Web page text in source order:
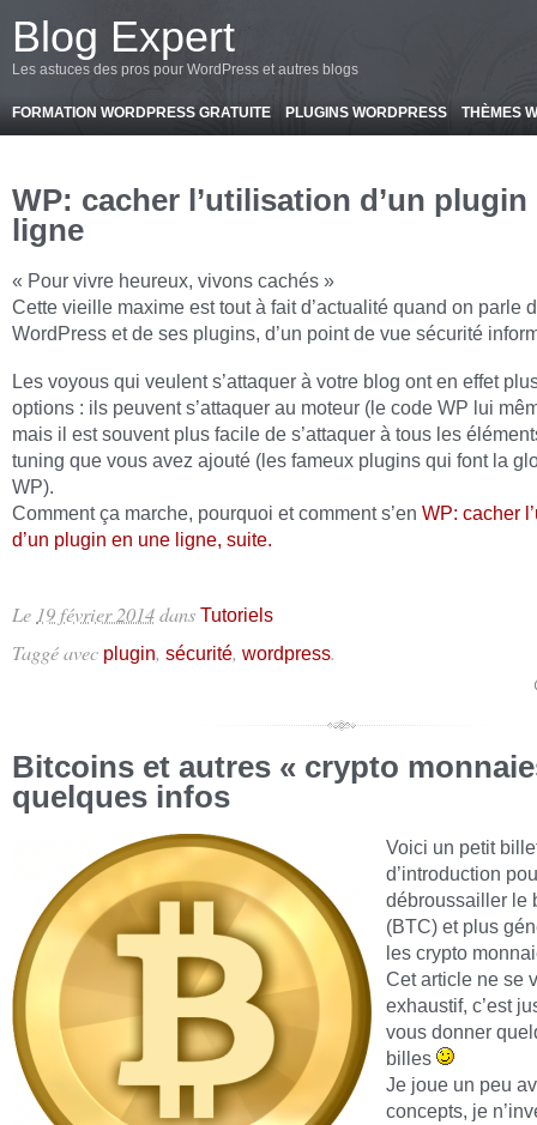
Blog Expert
Les astuces des pros pour WordPress et autres blogs
FORMATION WORDPRESS GRATUITE PLUGINS WORDPRESS THÈMES
WP: cacher l’utilisation d’un plugin
ligne
« Pour vivre heureux, vivons cachés »
Cette vieille maxime est tout à fait d’actualité quand on parle
WordPress et de ses plugins, d’un point de vue sécurité
Les voyous qui veulent s’attaquer à votre blog ont en effet
options : ils peuvent s’attaquer au moteur (le code WP lui
mais il est souvent plus facile de s’attaquer à tous les
tuning que vous avez ajouté (les fameux plugins qui font la
WP).
Comment ça marche, pourquoi et comment s’en WP: cacher
d’un plugin en une ligne, suite.
Le 19 février 2014dans Tutoriels
Taggé avec plugin, sécurité, wordpress.
Bitcoins et autres « crypto
quelques infos
Voici un petit
d’introduction
débroussailler le
(BTC) et plus
les crypto
Cet article ne se
exhaustif, c’est
vous donner
billes
Je joue un peu
concepts, je